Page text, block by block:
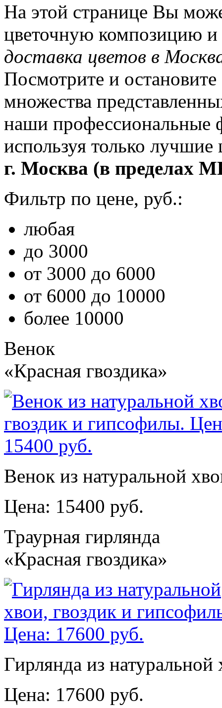
На этой странице Вы
цветочную композицию и
доставка цветов в
Посмотрите и
множества
наши профессиональные
используя только
г. Москва (в пределах
Фильтр по цене, руб.:
любая
до 3000
от 3000 до 6000
от 6000 до 10000
более 10000
Венок
«Красная гвоздика»
Венок из натуральной
Цена: 15400 руб.
Траурная гирлянда
«Красная гвоздика»
Гирлянда из
Цена: 17600 руб.